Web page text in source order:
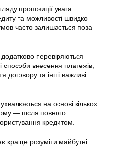
пропозиції увага
та можливості швидко
часто залишається поза
перевіряються
способи внесення платежів,
договору та інші важливі
на основі кількох
— після повного
кредитом.
краще розуміти майбутні